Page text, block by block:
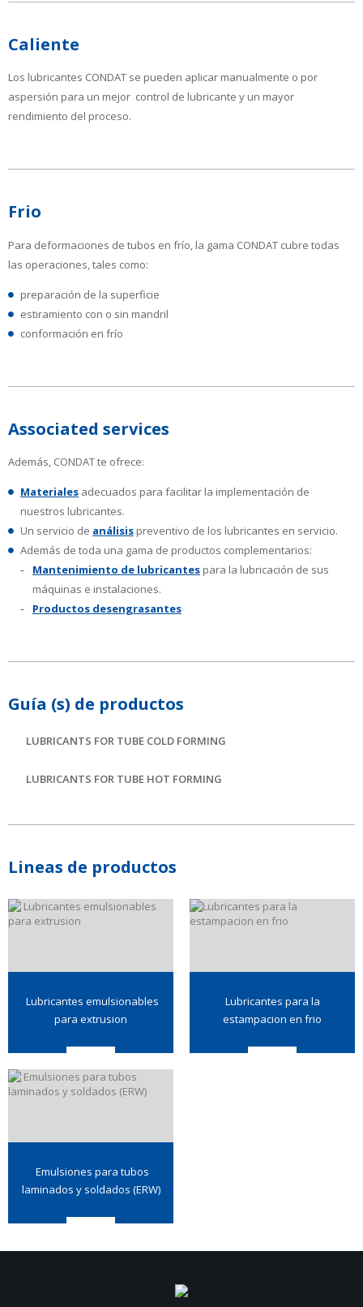
Caliente
Los lubricantes CONDAT se pueden aplicar manualmente o por
aspersión para un mejor control de lubricante y un mayor
rendimiento del proceso.
Frio
Para deformaciones de tubos en frío, la gama CONDAT cubre todas
las operaciones, tales como:
preparación de la superficie
estiramiento con o sin mandril
conformación en frío
Associated services
Además, CONDAT te ofrece:
Materiales adecuados para facilitar la implementación de
nuestros lubricantes.
Un servicio de análisis preventivo de los lubricantes en servicio.
Además de toda una gama de productos complementarios:
Mantenimiento de lubricantes para la lubricación de sus
máquinas e instalaciones.
Productos desengrasantes
Guía (s) de productos
LUBRICANTS FOR TUBE COLD FORMING
LUBRICANTS FOR TUBE HOT FORMING
Lineas de productos
Lubricantes emulsionables
para extrusion
Lubricantes para la
estampacion en frio
Emulsiones para tubos
laminados y soldados (ERW)